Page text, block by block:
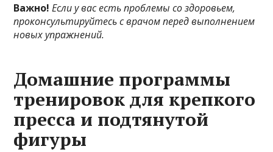
Важно!Если у вас есть проблемы со здоровьем,
проконсультируйтесь с врачом перед выполнением
новых упражнений.
Домашние программы
тренировок для крепкого
пресса и подтянутой
фигуры